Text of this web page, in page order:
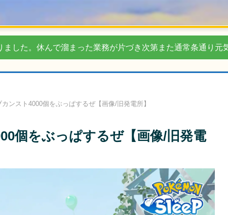
ました。休んで溜まった業務が片づき次第また通常条通り元
ンスト4000個をぶっぱするぜ【画像/旧発電所】
個をぶっぱするぜ【画像/旧発電